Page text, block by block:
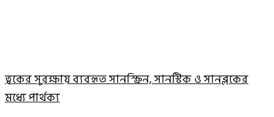
ত্বকের সুরক্ষায় ব্যবহৃত সানস্ক্রিন, সানস্টিক ও সানব্লকের
মধ্যে পার্থক্য